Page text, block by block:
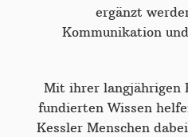
ergänzt
Kommunikation
Mit ihrer langjährigen
fundierten Wissen
Kessler Menschen